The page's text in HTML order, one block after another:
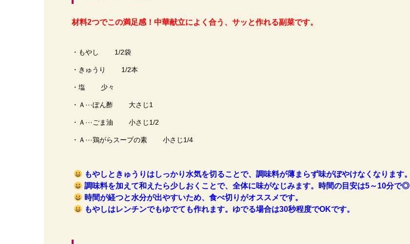
材料2つでこの満足感！中華献立によく合う、サッと作れる副菜です。
・もやし 1/2袋
・きゅうり 1/2本
・塩 少々
・Ａ···ぽん酢 大さじ1
・Ａ···ごま油 小さじ1/2
・Ａ···鶏がらスープの素 小さじ1/4
もやしときゅうりはしっかり水気を切ることで、調味料が薄まらず味がぼやけなくなります。
調味料を加えて和えたら少しおくことで、全体に味がなじみます。時間の目安は5～10分で◎
時間が経つと水分が出やすいため、食べ切りがオススメです。
もやしはレンチンでもゆでても作れます。ゆでる場合は30秒程度でOKです。